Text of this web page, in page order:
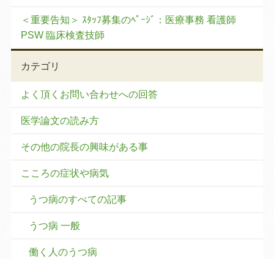
＜重要告知＞ ｽﾀｯﾌ募集のﾍﾟｰｼﾞ：医療事務 看護師
PSW 臨床検査技師
カテゴリ
よく頂くお問い合わせへの回答
医学論文の読み方
その他の院長の興味がある事
こころの症状や病気
うつ病のすべての記事
うつ病 一般
働く人のうつ病